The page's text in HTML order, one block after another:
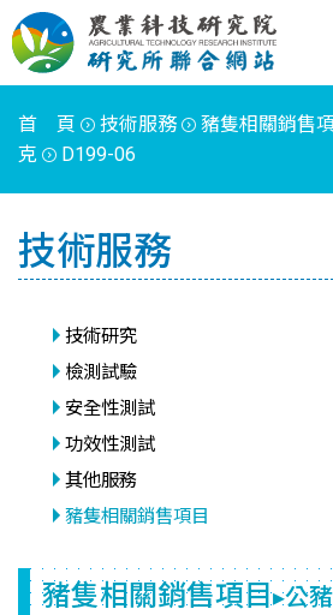
首 頁 技術服務 豬隻相關銷售
克
D199-06
技術服務
技術研究
檢測試驗
安全性測試
功效性測試
其他服務
豬隻相關銷售項目
豬隻相關銷售項目▸公